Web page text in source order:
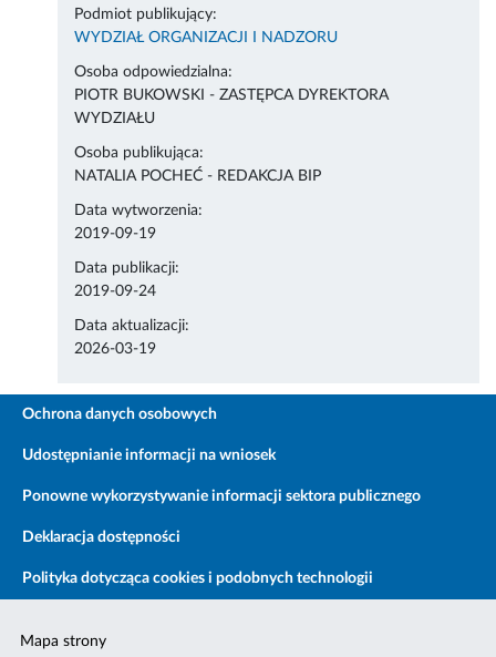
Podmiot publikujący:
WYDZIAŁ ORGANIZACJI I NADZORU
Osoba odpowiedzialna:
PIOTR BUKOWSKI - ZASTĘPCA DYREKTORA
WYDZIAŁU
Osoba publikująca:
NATALIA POCHEĆ - REDAKCJA BIP
Data wytworzenia:
2019-09-19
Data publikacji:
2019-09-24
Data aktualizacji:
2026-03-19
Ochrona danych osobowych
Udostępnianie informacji na wniosek
Ponowne wykorzystywanie informacji sektora publicznego
Deklaracja dostępności
Polityka dotycząca cookies i podobnych technologii
Mapa strony